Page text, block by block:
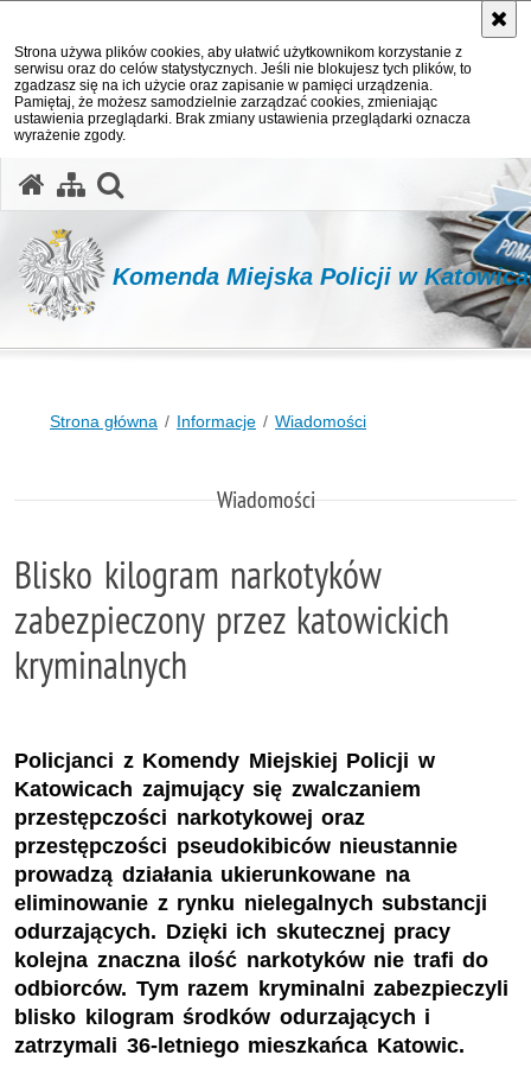
Strona używa plików cookies, aby ułatwić użytkownikom korzystanie z
serwisu oraz do celów statystycznych. Jeśli nie blokujesz tych plików, to
zgadzasz się na ich użycie oraz zapisanie w pamięci urządzenia.
Pamiętaj, że możesz samodzielnie zarządzać cookies, zmieniając
ustawienia przeglądarki. Brak zmiany ustawienia przeglądarki oznacza
wyrażenie zgody.
Komenda Miejska Policji w
Strona główna Informacje Wiadomości
Wiadomości
Blisko kilogram narkotyków
zabezpieczony przez katowickich
kryminalnych
Policjanci z Komendy Miejskiej Policji w
Katowicach zajmujący się zwalczaniem
przestępczości narkotykowej oraz
przestępczości pseudokibiców nieustannie
prowadzą działania ukierunkowane na
eliminowanie z rynku nielegalnych substancji
odurzających. Dzięki ich skutecznej pracy
kolejna znaczna ilość narkotyków nie trafi do
odbiorców. Tym razem kryminalni zabezpieczyli
blisko kilogram środków odurzających i
zatrzymali 36-letniego mieszkańca Katowic.